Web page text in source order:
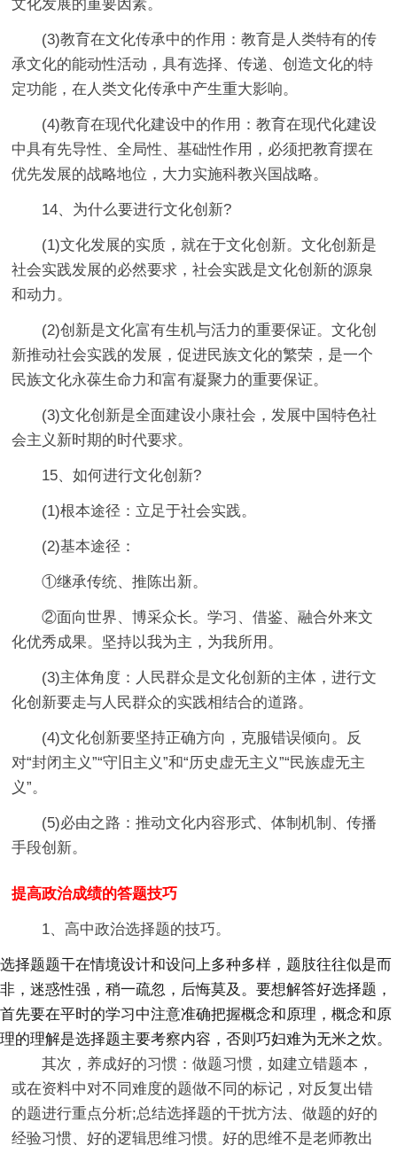
文化发展的重要因素。
(3)教育在文化传承中的作用：教育是人类特有的传
承文化的能动性活动，具有选择、传递、创造文化的特
定功能，在人类文化传承中产生重大影响。
(4)教育在现代化建设中的作用：教育在现代化建设
中具有先导性、全局性、基础性作用，必须把教育摆在
优先发展的战略地位，大力实施科教兴国战略。
14、为什么要进行文化创新?
(1)文化发展的实质，就在于文化创新。文化创新是
社会实践发展的必然要求，社会实践是文化创新的源泉
和动力。
(2)创新是文化富有生机与活力的重要保证。文化创
新推动社会实践的发展，促进民族文化的繁荣，是一个
民族文化永葆生命力和富有凝聚力的重要保证。
(3)文化创新是全面建设小康社会，发展中国特色社
会主义新时期的时代要求。
15、如何进行文化创新?
(1)根本途径：立足于社会实践。
(2)基本途径：
①继承传统、推陈出新。
②面向世界、博采众长。学习、借鉴、融合外来文
化优秀成果。坚持以我为主，为我所用。
(3)主体角度：人民群众是文化创新的主体，进行文
化创新要走与人民群众的实践相结合的道路。
(4)文化创新要坚持正确方向，克服错误倾向。反
对“封闭主义”“守旧主义”和“历史虚无主义”“民族虚无主
义”。
(5)必由之路：推动文化内容形式、体制机制、传播
手段创新。
提高政治成绩的答题技巧
1、高中政治选择题的技巧。
选择题题干在情境设计和设问上多种多样，题肢往往似是而
非，迷惑性强，稍一疏忽，后悔莫及。要想解答好选择题，
首先要在平时的学习中注意准确把握概念和原理，概念和原
理的理解是选择题主要考察内容，否则巧妇难为无米之炊。
其次，养成好的习惯：做题习惯，如建立错题本，
或在资料中对不同难度的题做不同的标记，对反复出错
的题进行重点分析;总结选择题的干扰方法、做题的好的
经验习惯、好的逻辑思维习惯。好的思维不是老师教出